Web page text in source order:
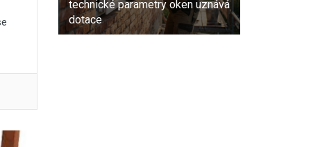
technické parametry oken uznává
dotace